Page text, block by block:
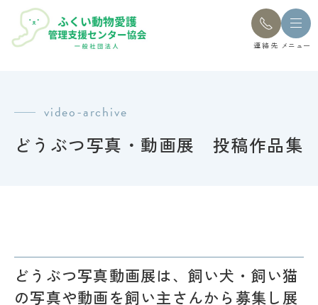
連絡先 メニュー
video-archive
どうぶつ写真・動画展 投稿作品集
どうぶつ写真動画展は、飼い犬・飼い猫
の写真や動画を飼い主さんから募集し展